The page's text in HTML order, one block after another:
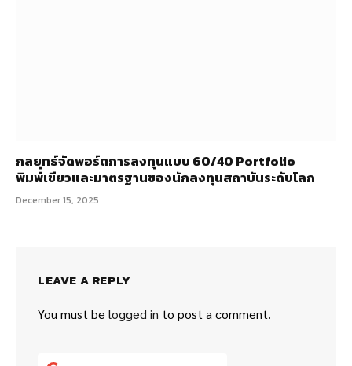
กลยุทธ์จัดพอร์ตการลงทุนแบบ 60/40 Portfolio
พิมพ์เขียวและมาตรฐานของนักลงทุนสถาบันระดับโลก
December 15, 2025
LEAVE A REPLY
You must be logged in to post a comment.